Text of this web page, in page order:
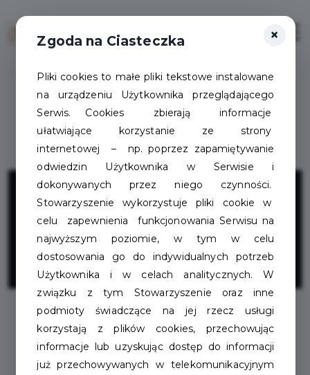
Schronisko dla
zwierząt w
Szczecinku
×
Zgoda na Ciasteczka
Pliki cookies to małe pliki tekstowe instalowane
na urządzeniu Użytkownika przeglądającego
Serwis. Cookies zbierają informacje
ułatwiające korzystanie ze strony
internetowej – np. poprzez zapamiętywanie
odwiedzin Użytkownika w Serwisie i
dokonywanych przez niego czynności.
Stowarzyszenie wykorzystuje pliki cookie w
celu zapewnienia funkcjonowania Serwisu na
najwyższym poziomie, w tym w celu
dostosowania go do indywidualnych potrzeb
Użytkownika i w celach analitycznych. W
związku z tym Stowarzyszenie oraz inne
podmioty świadczące na jej rzecz usługi
korzystają z plików cookies, przechowując
informacje lub uzyskując dostęp do informacji
już przechowywanych w telekomunikacyjnym